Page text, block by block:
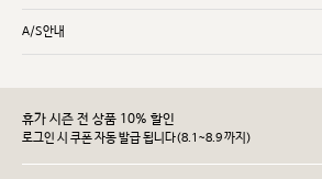
A/S안내
휴가 시즌 전 상품 10% 할인
로그인 시 쿠폰 자동 발급 됩니다(8.1~8.9 까지)